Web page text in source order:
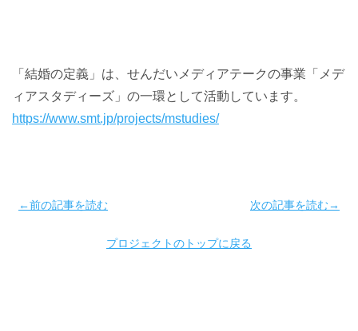
「結婚の定義」は、せんだいメディアテークの事業「メデ
ィアスタディーズ」の一環として活動しています。
https://www.smt.jp/projects/mstudies/
←前の記事を読む
プロジェクトのトップに戻る
次の記事を読む→